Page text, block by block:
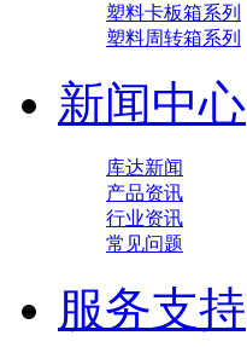
塑料卡板箱系列
塑料周转箱系列
新闻中心
库达新闻
产品资讯
行业资讯
常见问题
服务支持